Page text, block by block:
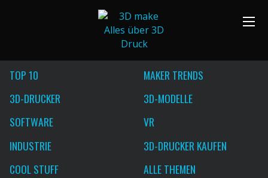
TOP 10
MAKER TRENDS
3D-DRUCKER
3D-MODELLE
SOFTWARE
VR
INDUSTRIE
3D-DRUCKER KAUFEN
COOL STUFF
ALLE THEMEN